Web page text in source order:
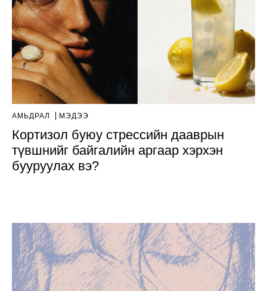
АМЬДРАЛ МЭДЭЭ
Кортизол буюу стрессийн дааврын
түвшнийг байгалийн аргаар хэрхэн
бууруулах вэ?